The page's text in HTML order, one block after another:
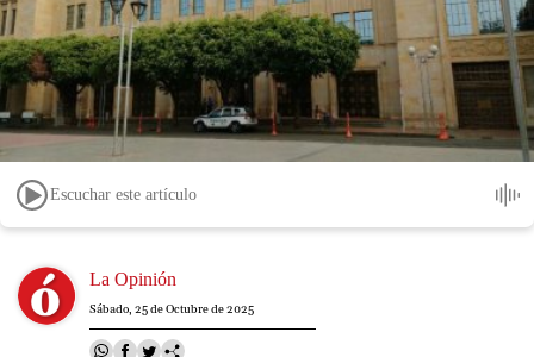
Escuchar este artículo
Image La Opinión
Sábado, 25 de Octubre de 2025